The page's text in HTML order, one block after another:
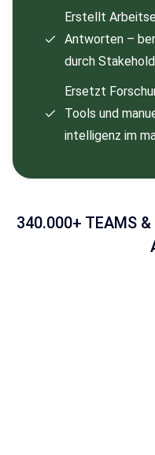
Erstellt
Antworten –
durch
Ersetzt
Tools und
intelligenz im
340.000+ TEAMS &